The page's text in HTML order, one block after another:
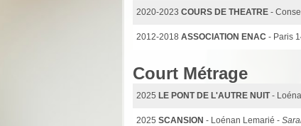
2020-2023 COURS DE THEATRE -
2012-2018 ASSOCIATION ENAC - Paris
Court Métrage
2025 LE PONT DE L'AUTRE NUIT -
2025 SCANSION - Loénan Lemarié -